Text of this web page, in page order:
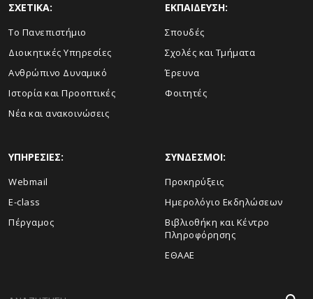
ΣΧΕΤΙΚΑ:
Το Πανεπιστήμιο
Διοικητικές Υπηρεσίες
Ανθρώπινο Δυναμικό
Ιστορία και Προοπτικές
Νέα και ανακοινώσεις
ΕΚΠΑΙΔΕΥΣΗ:
Σπουδές
Σχολές και Τμήματα
Έρευνα
Φοιτητές
ΥΠΗΡΕΣΙΕΣ:
Webmail
E-class
Πέργαμος
ΣΥΝΔΕΣΜΟΙ:
Προκηρύξεις
Ημερολόγιο Εκδηλώσεων
Βιβλιοθήκη και Κέντρο
Πληροφόρησης
ΕΘΑΑΕ